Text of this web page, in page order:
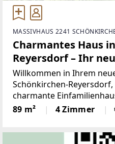
MASSIVHAUS 2241
Charmantes Haus
Reyersdorf – Ihr
Willkommen in Ihrem
Schönkirchen-
charmante
89 m² Wohnfläche
Familie. Hier verbinden
89 m² 4 Zimmer